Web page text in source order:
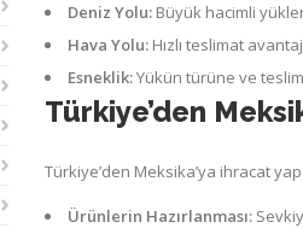
Deniz Yolu:Büyük hacimli
Hava Yolu:Hızlı teslimat
Esneklik:Yükün türüne ve
Türkiye’den
Türkiye’den Meksika’ya ihracat
Ürünlerin Hazırlanması: